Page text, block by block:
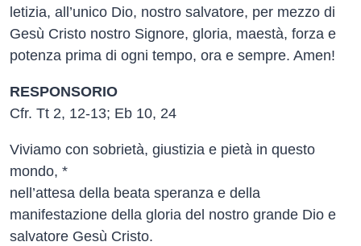
letizia, all’unico Dio, nostro salvatore, per mezzo di
Gesù Cristo nostro Signore, gloria, maestà, forza e
potenza prima di ogni tempo, ora e sempre. Amen!
RESPONSORIO
Cfr. Tt 2, 12-13; Eb 10, 24
Viviamo con sobrietà, giustizia e pietà in questo
mondo, *
nell’attesa della beata speranza e della
manifestazione della gloria del nostro grande Dio e
salvatore Gesù Cristo.